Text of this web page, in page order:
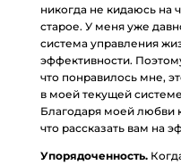
никогда не кидаюсь на
старое. У меня уже
система управления
эффективности.
что понравилось мне,
в моей текущей
Благодаря моей любви
что рассказать вам на
Упорядоченность.